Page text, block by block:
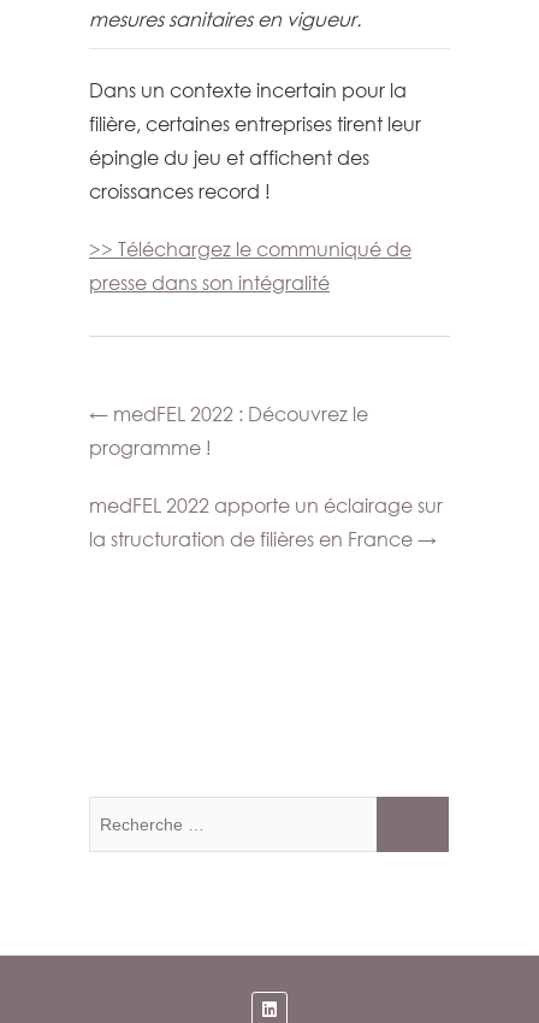
mesures sanitaires en vigueur.
Dans un contexte incertain pour la
filière, certaines entreprises tirent leur
épingle du jeu et affichent des
croissances record !
>> Téléchargez le communiqué de
presse dans son intégralité
← medFEL 2022 : Découvrez le
programme !
medFEL 2022 apporte un éclairage sur
la structuration de filières en France→
…